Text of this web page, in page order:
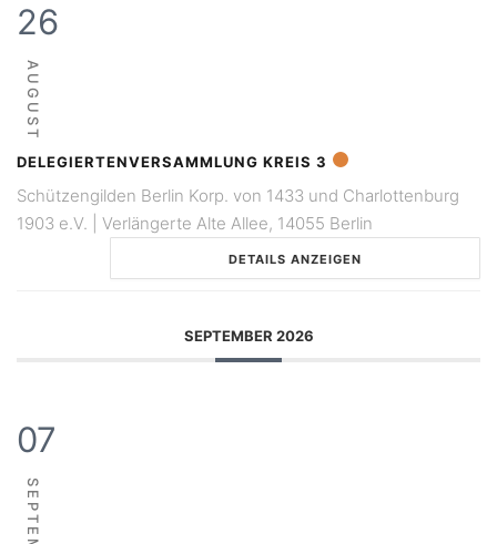
26
AUGUST
DELEGIERTENVERSAMMLUNG KREIS 3
Schützengilden Berlin Korp. von 1433 und Charlottenburg
1903 e.V. | Verlängerte Alte Allee, 14055 Berlin
DETAILS ANZEIGEN
SEPTEMBER 2026
07